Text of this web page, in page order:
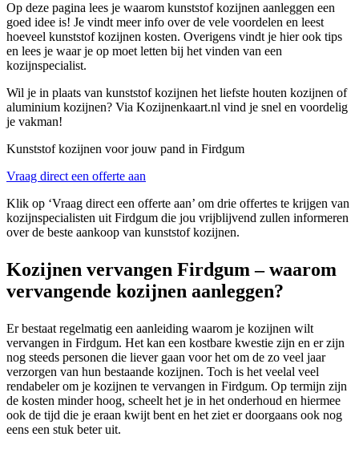
Op deze pagina lees je waarom kunststof kozijnen aanleggen een
goed idee is! Je vindt meer info over de vele voordelen en leest
hoeveel kunststof kozijnen kosten. Overigens vindt je hier ook tips
en lees je waar je op moet letten bij het vinden van een
kozijnspecialist.
Wil je in plaats van kunststof kozijnen het liefste houten kozijnen of
aluminium kozijnen? Via Kozijnenkaart.nl vind je snel en voordelig
je vakman!
Kunststof kozijnen voor jouw pand in Firdgum
Vraag direct een offerte aan
Klik op ‘Vraag direct een offerte aan’ om drie offertes te krijgen van
kozijnspecialisten uit Firdgum die jou vrijblijvend zullen informeren
over de beste aankoop van kunststof kozijnen.
Kozijnen vervangen Firdgum – waarom
vervangende kozijnen aanleggen?
Er bestaat regelmatig een aanleiding waarom je kozijnen wilt
vervangen in Firdgum. Het kan een kostbare kwestie zijn en er zijn
nog steeds personen die liever gaan voor het om de zo veel jaar
verzorgen van hun bestaande kozijnen. Toch is het veelal veel
rendabeler om je kozijnen te vervangen in Firdgum. Op termijn zijn
de kosten minder hoog, scheelt het je in het onderhoud en hiermee
ook de tijd die je eraan kwijt bent en het ziet er doorgaans ook nog
eens een stuk beter uit.